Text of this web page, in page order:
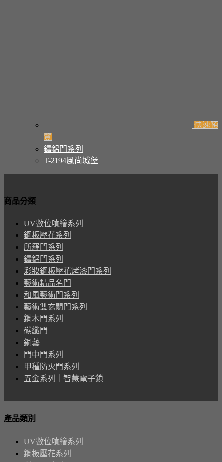
快速預
覽
鑄鋁門系列
T-2194風尚城堡
商品分類
UV數位噴繪系列
鋼板壓花系列
所羅門系列
鑄鋁門系列
彩妝鋼板壓花烤漆門系列
藝術精品名門
和風藝術門系列
藝術雙玄關門系列
鋼木門系列
碳纖門
銅藝
門中門系列
甲種防火門系列
五金系列｜智慧電子鎖
產品類別
UV數位噴繪系列
鋼板壓花系列